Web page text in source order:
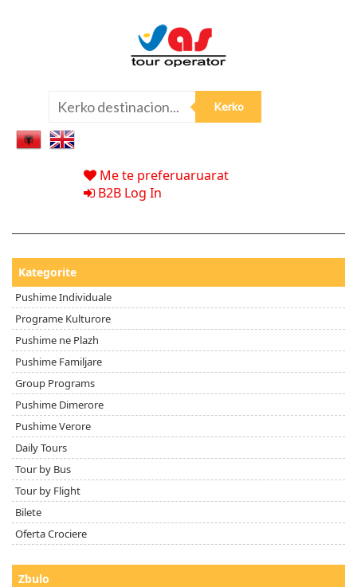
Me te preferuaruarat
B2B Log In
Kategorite
Pushime Individuale
Programe Kulturore
Pushime ne Plazh
Pushime Familjare
Group Programs
Pushime Dimerore
Pushime Verore
Daily Tours
Tour by Bus
Tour by Flight
Bilete
Oferta Crociere
Zbulo